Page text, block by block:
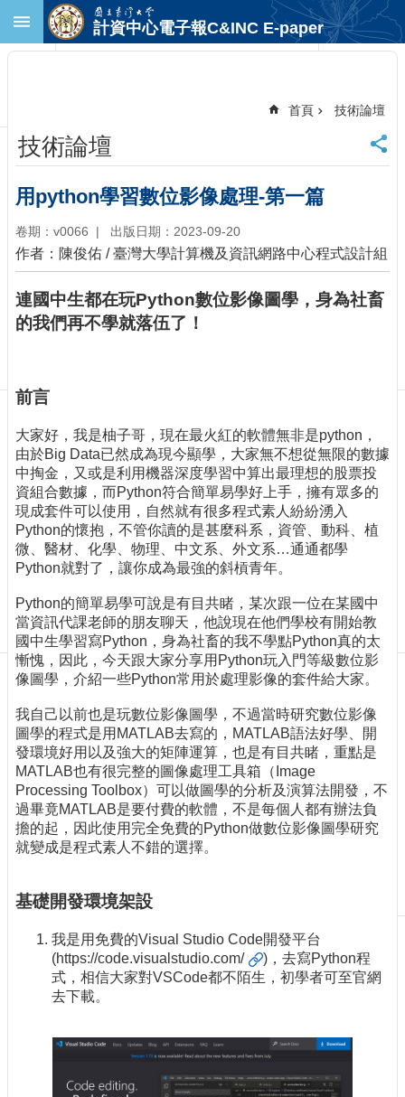
跳到主要內容區塊
首
頁
臺
大
首
頁
計
中
首
頁
資
訊
訂
閱/
取
消
網
站
導
覽
最
新
消
息
於
我
們
出
版
刊
物
務
計資中心電子報C&INC E-paper
首頁 技術論壇
技術論壇
用python學習數位影像處理-第一篇
卷期：v0066 出版日期：2023-09-20
作者：陳俊佑 / 臺灣大學計算機及資訊網路中心程式設計組
連國中生都在玩Python數位影像圖學，身為社畜
的我們再不學就落伍了！
前言
大家好，我是柚子哥，現在最火紅的軟體無非是python，
由於Big Data已然成為現今顯學，大家無不想從無限的數據
中掏金，又或是利用機器深度學習中算出最理想的股票投
資組合數據，而Python符合簡單易學好上手，擁有眾多的
現成套件可以使用，自然就有很多程式素人紛紛湧入
Python的懷抱，不管你讀的是甚麼科系，資管、動科、植
微、醫材、化學、物理、中文系、外文系…通通都學
Python就對了，讓你成為最強的斜槓青年。
Python的簡單易學可說是有目共睹，某次跟一位在某國中
當資訊代課老師的朋友聊天，他說現在他們學校有開始教
國中生學習寫Python，身為社畜的我不學點Python真的太
慚愧，因此，今天跟大家分享用Python玩入門等級數位影
像圖學，介紹一些Python常用於處理影像的套件給大家。
我自己以前也是玩數位影像圖學，不過當時研究數位影像
圖學的程式是用MATLAB去寫的，MATLAB語法好學、開
發環境好用以及強大的矩陣運算，也是有目共睹，重點是
MATLAB也有很完整的圖像處理工具箱（Image
Processing Toolbox）可以做圖學的分析及演算法開發，不
過畢竟MATLAB是要付費的軟體，不是每個人都有辦法負
擔的起，因此使用完全免費的Python做數位影像圖學研究
就變成是程式素人不錯的選擇。
基礎開發環境架設
我是用免費的Visual Studio Code開發平台
(https://code.visualstudio.com/
)，去寫Python程
式，相信大家對VSCode都不陌生，初學者可至官網
去下載。